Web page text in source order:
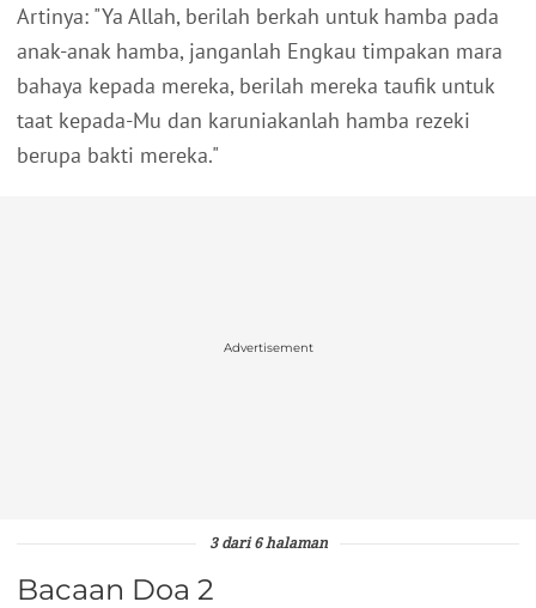
Artinya: "Ya Allah, berilah berkah untuk hamba pada
anak-anak hamba, janganlah Engkau timpakan mara
bahaya kepada mereka, berilah mereka taufik untuk
taat kepada-Mu dan karuniakanlah hamba rezeki
berupa bakti mereka."
Advertisement
3 dari 6 halaman
Bacaan Doa 2